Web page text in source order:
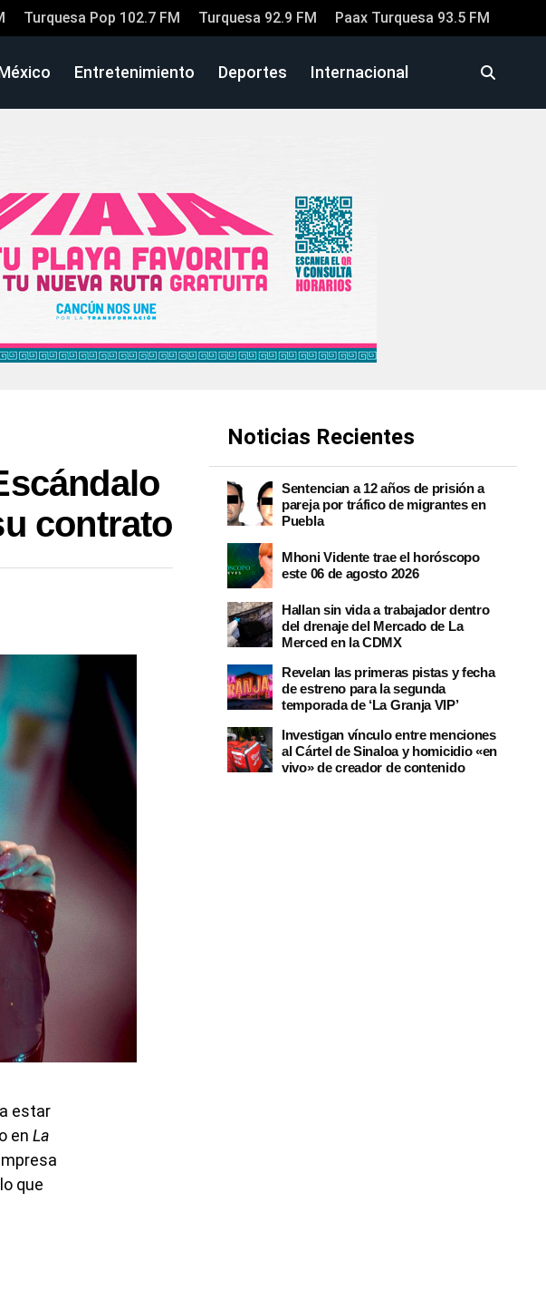
Turquesa Pop 102.7 FM Turquesa 92.9 FM Paax Turquesa 93.5 FM
Entretenimiento Deportes Internacional
contrato
estar
en La
que
Noticias Recientes
Sentencian a 12 años de prisión a
pareja por tráfico de migrantes en
Puebla
Mhoni Vidente trae el horóscopo
este 06 de agosto 2026
Hallan sin vida a trabajador dentro
del drenaje del Mercado de La
Merced en la CDMX
Revelan las primeras pistas y fecha
de estreno para la segunda
temporada de ‘La Granja VIP’
Investigan vínculo entre menciones
al Cártel de Sinaloa y homicidio «en
vivo» de creador de contenido